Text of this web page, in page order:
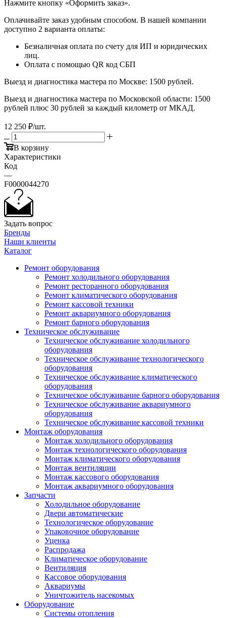
​​​​​​​Нажмите кнопку «Оформить заказ».
Оплачивайте заказ удобным способом. В нашей компании
доступно 2 варианта оплаты:
Безналичная оплата по счету для ИП и юридических
лиц.
Оплата с помощью QR код СБП
Выезд и диагностика мастера по Москве: 1500 рублей.
Выезд и диагностика мастера по Московской области: 1500
рублей плюс 30 рублей за каждый километр от МКАД.
12 250 ₽/шт.
В корзину
Характеристики
Код
—
F0000044270
Задать вопрос
Бренды
Наши клиенты
Каталог
Ремонт оборудования
Ремонт холодильного оборудования
Ремонт ресторанного оборудования
Ремонт климатического оборудования
Ремонт кассовой техники
Ремонт аквариумного оборудования
Ремонт барного оборудования
Техническое обслуживание
Техническое обслуживание холодильного
оборудования
Техническое обслуживание технологического
оборудования
Техническое обслуживание климатического
оборудования
Техническое обслуживание барного оборудования
Техническое обслуживание аквариумного
оборудования
Техническое обслуживание кассовой техники
Монтаж оборудования
Монтаж холодильного оборудования
Монтаж технологического оборудования
Монтаж климатического оборудования
Монтаж вентиляции
Монтаж кассового оборудования
Монтаж аквариумного оборудования
Запчасти
Холодильное оборудование
Двери автоматические
Технологическое оборудование
Упаковочное оборудование
Уценка
Распродажа
Климатическое оборудование
Вентиляция
Кассовое оборудования
Аквариумы
Уничтожитель насекомых
Оборудование
Системы отопления